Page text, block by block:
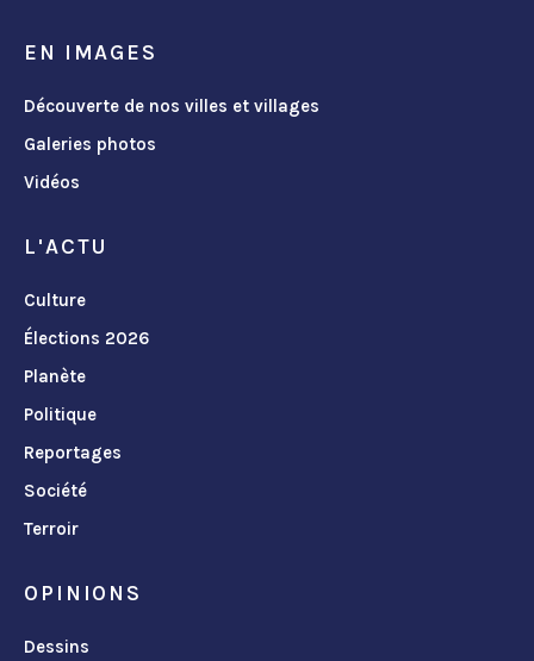
EN IMAGES
Découverte de nos villes et villages
Galeries photos
Vidéos
L'ACTU
Culture
Élections 2026
Planète
Politique
Reportages
Société
Terroir
OPINIONS
Dessins